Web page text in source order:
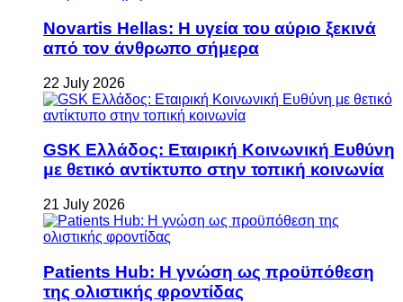
Novartis Hellas: Η υγεία του αύριο ξεκινά
από τον άνθρωπο σήμερα
22 July 2026
GSK Ελλάδος: Εταιρική Κοινωνική Ευθύνη
με θετικό αντίκτυπο στην τοπική κοινωνία
21 July 2026
Patients Hub: Η γνώση ως προϋπόθεση
της ολιστικής φροντίδας